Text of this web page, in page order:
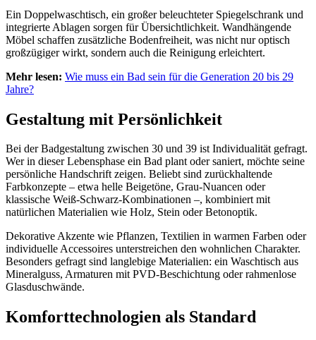
Ein Doppelwaschtisch, ein großer beleuchteter Spiegelschrank und
integrierte Ablagen sorgen für Übersichtlichkeit. Wandhängende
Möbel schaffen zusätzliche Bodenfreiheit, was nicht nur optisch
großzügiger wirkt, sondern auch die Reinigung erleichtert.
Mehr lesen: Wie muss ein Bad sein für die Generation 20 bis 29
Jahre?
Gestaltung mit Persönlichkeit
Bei der Badgestaltung zwischen 30 und 39 ist Individualität gefragt.
Wer in dieser Lebensphase ein Bad plant oder saniert, möchte seine
persönliche Handschrift zeigen. Beliebt sind zurückhaltende
Farbkonzepte – etwa helle Beigetöne, Grau-Nuancen oder
klassische Weiß-Schwarz-Kombinationen –, kombiniert mit
natürlichen Materialien wie Holz, Stein oder Betonoptik.
Dekorative Akzente wie Pflanzen, Textilien in warmen Farben oder
individuelle Accessoires unterstreichen den wohnlichen Charakter.
Besonders gefragt sind langlebige Materialien: ein Waschtisch aus
Mineralguss, Armaturen mit PVD-Beschichtung oder rahmenlose
Glasduschwände.
Komforttechnologien als Standard